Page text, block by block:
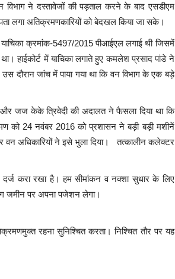
विभाग ने दस्तावेजों की पड़ताल करने के बाद एसडीएम
लगा अतिक्रमणकारियों को बेदखल किया जा सके।
क्रमांक-5497/2015 पीआईएल लगाई थी जिसमें
हाईकोर्ट में याचिका लगाते हुए कमलेश प्रसाद पांडे ने
दौरान जांच में पाया गया था कि वन विभाग के एक बड़े
और जज केके त्रिवेदी की अदालत ने फैसला दिया था कि
को 24 नवंबर 2016 को प्रशासन ने बड़ी बड़ी मशीनें
वन अधिकारियों ने इसे भुला दिया। तत्कालीन कलेक्टर
करा रखा है। हम सीमांकन व नक्शा सुधार के लिए
जमीन पर अपना पजेशन लेगा।
रहना सुनिश्चित करता। निश्चित तौर पर यह